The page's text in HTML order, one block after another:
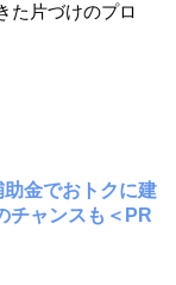
た片づけのプロ
金でおトクに建
チャンスも＜PR